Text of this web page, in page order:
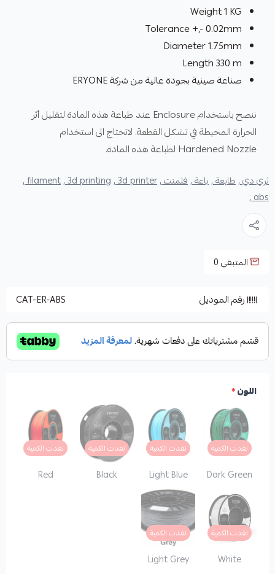
Weight 1 KG
Tolerance +,- 0.02mm
Diameter 1.75mm
Length 330 m
صناعة صينية بجودة عالية من شركة ERYONE
ننصح باستخدام Enclosure عند طباعة هذه المادة لتقليل أثر
الحرارة المحيطة في تشكل القطعة. لاتحتاج الى استخدام
Hardened Nozzle لطباعة هذه المادة.
ثري دي ,طابعة ,باعة ,فلمنت ,3d printer ,
3d printing ,
filament ,
abs ,
المتبقي0
رقم الموديل CAT-ER-ABS
اللون*
نفدت الكمية
Dark Green
نفدت الكمية
Light Blue
نفدت الكمية
Black
نفدت الكمية
Red
نفدت الكمية
White
نفدت الكمية
Light Grey